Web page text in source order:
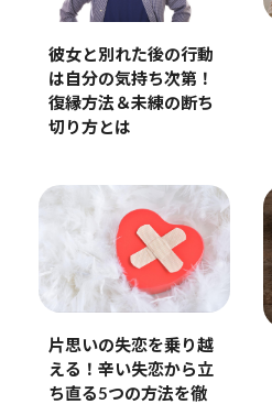
彼女と別れた後の行動
は自分の気持ち次第！
復縁方法＆未練の断ち
切り方とは
片思いの失恋を乗り越
える！辛い失恋から立
ち直る5つの方法を徹